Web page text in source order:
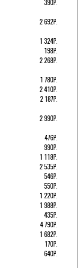
390Р.
2 692Р.
1 324Р.
198Р.
2 268Р.
1 780Р.
2 410Р.
2 187Р.
2 990Р.
476Р.
990Р.
1 118Р.
2 535Р.
546Р.
550Р.
1 220Р.
1 988Р.
435Р.
4 790Р.
1 682Р.
170Р.
640Р.